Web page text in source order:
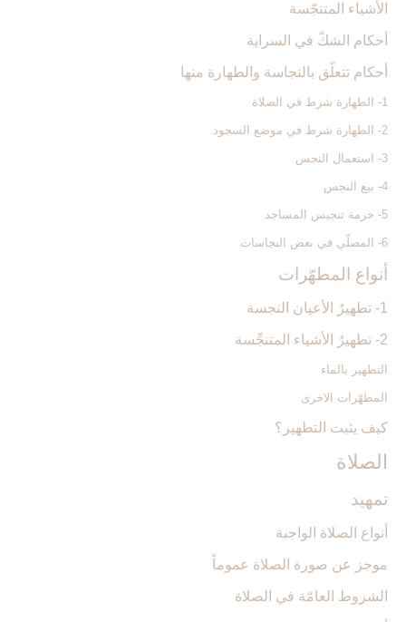
الأشياء المتنجّسة
أحكام الشكّ في السراية
أحكام تتعلّق بالنجاسة والطهارة منها
1- الطهارة شرط في الصلاة
2- الطهارة شرط في موضع السجود
3- استعمال النجس
4- بيع النجس
5- حرمة تنجيس المساجد
6- المصلّي في بعض النجاسات
أنواع المطهّرات‏
1- تطهيرُ الأعيان النجسة
2- تطهيرُ الأشياء المتنجِّسة
التطهير بالماء
المطهّرات الاخرى
كيف يثبت التطهير؟
الصلاة
تمهيد
أنواع الصلاة الواجبة
موجز عن صورة الصلاة عموماً
الشروط العامّة في الصلاة